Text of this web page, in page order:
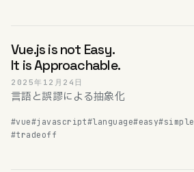
Vue.js is not Easy.
It is Approachable.
2025年12月24日
言語と誤謬による抽象化
#vue#javascript#language#easy#simple
#tradeoff